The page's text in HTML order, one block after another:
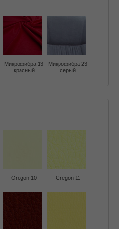
Микрофибра 13
красный
Микрофибра 23
серый
Oregon 10 Oregon 11